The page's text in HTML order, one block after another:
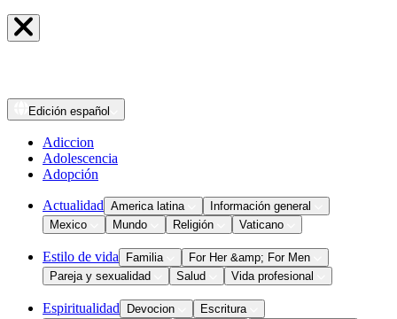
Edición español
Adiccion
Adolescencia
Adopción
Actualidad America latina
Información general
Mexico
Mundo Religión Vaticano
Estilo de vida Familia
For Her &amp; For Men
Pareja y sexualidad
Salud Vida profesional
Espiritualidad Devocion
Escritura